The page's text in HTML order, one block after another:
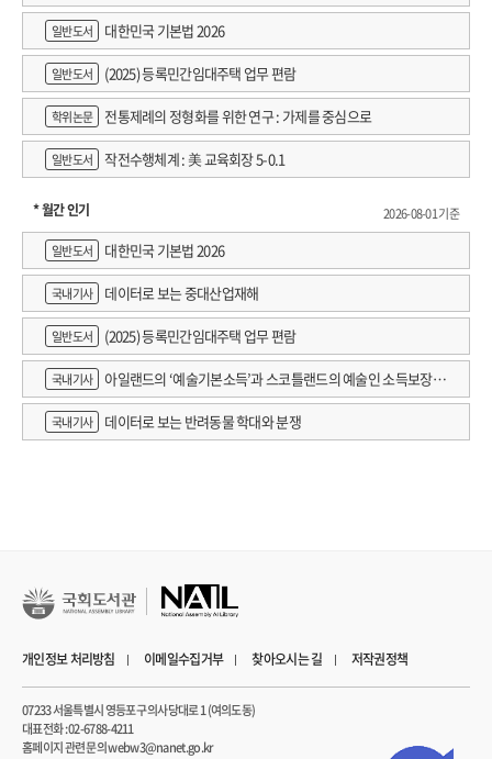
일반도서 대한민국 기본법 2026
일반도서 (2025) 등록민간임대주택 업무 편람
학위논문 전통제례의 정형화를 위한 연구 : 가제를 중심으로
일반도서 작전수행체계 : 美 교육회장 5-0.1
* 월간 인기
2026-08-01 기준
일반도서
대한민국 기본법 2026
국내기사 데이터로 보는 중대산업재해
일반도서 (2025) 등록민간임대주택 업무 편람
국내기사
아일랜드의 ‘예술기본소득’과 스코틀랜드의 예술인 소득보장정
책 논의
국내기사 데이터로 보는 반려동물 학대와 분쟁
개인정보 처리방침 이메일수집거부 찾아오시는 길 저작권정책
07233 서울특별시 영등포구 의사당대로 1 (여의도동)
대표전화 : 02-6788-4211
홈페이지 관련 문의 webw3@nanet.go.kr